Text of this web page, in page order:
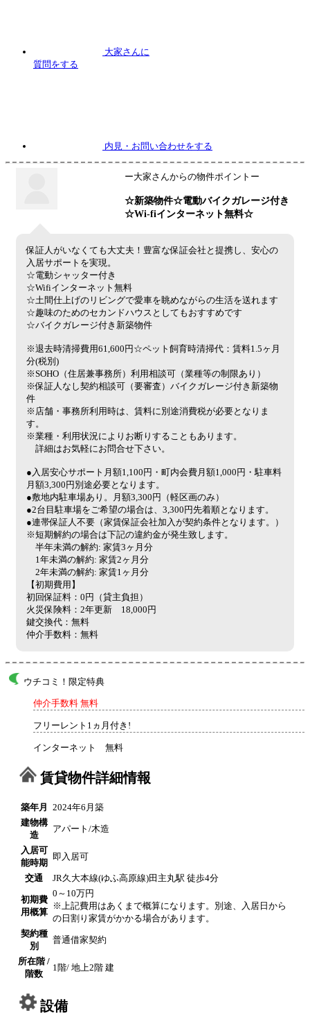
大家さんに
質問をする
内見 ・お問い合わせをする
ー大家さんからの物件ポイントー
☆新築物件☆電動バイクガレージ付き
☆Wi-fiインターネット無料☆
保証人がいなくても大丈夫！豊富な保証会社と提携し、安心の
入居サポートを実現。
☆電動シャッター付き
☆Wifiインターネット無料
☆土間仕上げのリビングで愛車を眺めながらの生活を送れます
☆趣味のためのセカンドハウスとしてもおすすめです
☆バイクガレージ付き新築物件
※退去時清掃費用61,600円☆ペット飼育時清掃代：賃料1.5ヶ月
分(税別)
※SOHO（住居兼事務所）利用相談可（業種等の制限あり）
※保証人なし契約相談可（要審査）バイクガレージ付き新築物
件
※店舗・事務所利用時は、賃料に別途消費税が必要となりま
す。
※業種・利用状況によりお断りすることもあります。
詳細はお気軽にお問合せ下さい。
●入居安心サポート月額1,100円・町内会費月額1,000円・駐車料
月額3,300円別途必要となります。
●敷地内駐車場あり。月額3,300円（軽区画のみ）
●2台目駐車場をご希望の場合は、3,300円先着順となります。
●連帯保証人不要（家賃保証会社加入が契約条件となります。）
※短期解約の場合は下記の違約金が発生致します。
半年未満の解約: 家賃3ヶ月分
1年未満の解約: 家賃2ヶ月分
2年未満の解約: 家賃1ヶ月分
【初期費用】
初回保証料：0円（貸主負担）
火災保険料：2年更新 18,000円
鍵交換代：無料
仲介手数料：無料
ウチコミ！限定特典
仲介手数料 無料
フリーレント1ヵ月付き!
インターネット 無料
賃貸物件詳細情報
築年月 2024年6月築
建物構
造
アパート/木造
入居可
能時期
即入居可
交通 JR久大本線(ゆふ高原線)田主丸駅 徒歩4分
初期費
用概算
0～10万円
※上記費用はあくまで概算になります。別途、入居日から
の日割り家賃がかかる場合があります。
契約種
別
普通借家契約
所在階 /
階数
1階/ 地上2階 建
設備